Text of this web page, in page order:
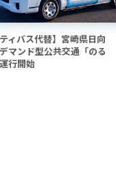
ィバス代替】宮崎県日向
マンド型公共交通「のる
行開始